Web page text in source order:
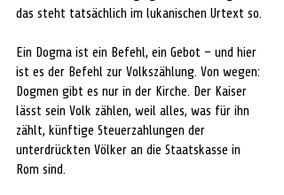
das steht tatsächlich im lukanischen Urtext so.
Ein Dogma ist ein Befehl, ein Gebot – und hier
ist es der Befehl zur Volkszählung. Von wegen:
Dogmen gibt es nur in der Kirche. Der Kaiser
lässt sein Volk zählen, weil alles, was für ihn
zählt, künftige Steuerzahlungen der
unterdrückten Völker an die Staatskasse in
Rom sind.